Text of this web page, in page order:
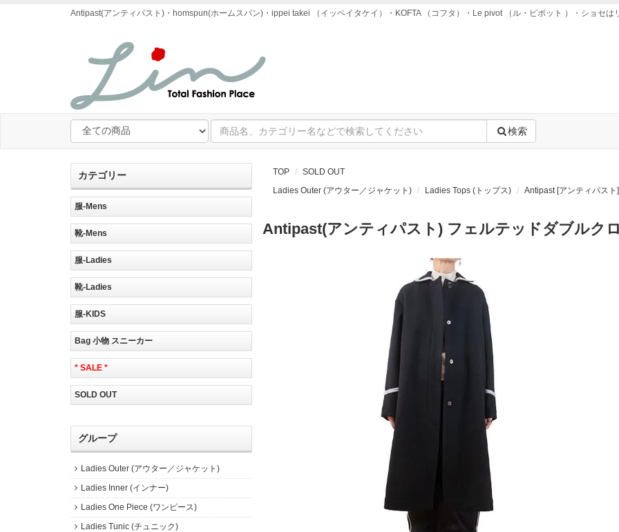
Antipast(アンティパスト)・homspun(ホームスパン)・ippei takei （イッペイタケイ）・KOFTA （コフタ）・Le pivot （ル・ピボット ）・ショセは
検索
TOP
SOLD OUT
Ladies Outer (アウター／ジャケット)
Ladies Tops (トップス) Antipast [アンティパスト]
Antipast(アンティパスト) フェルテッドダブルク
カテゴリー
服-Mens
靴-Mens
服-Ladies
靴-Ladies
服-KIDS
Bag 小物 スニーカー
* SALE *
SOLD OUT
グループ
Ladies Outer (アウター／ジャケット)
Ladies Inner (インナー)
Ladies One Piece (ワンピース)
Ladies Tunic (チュニック)